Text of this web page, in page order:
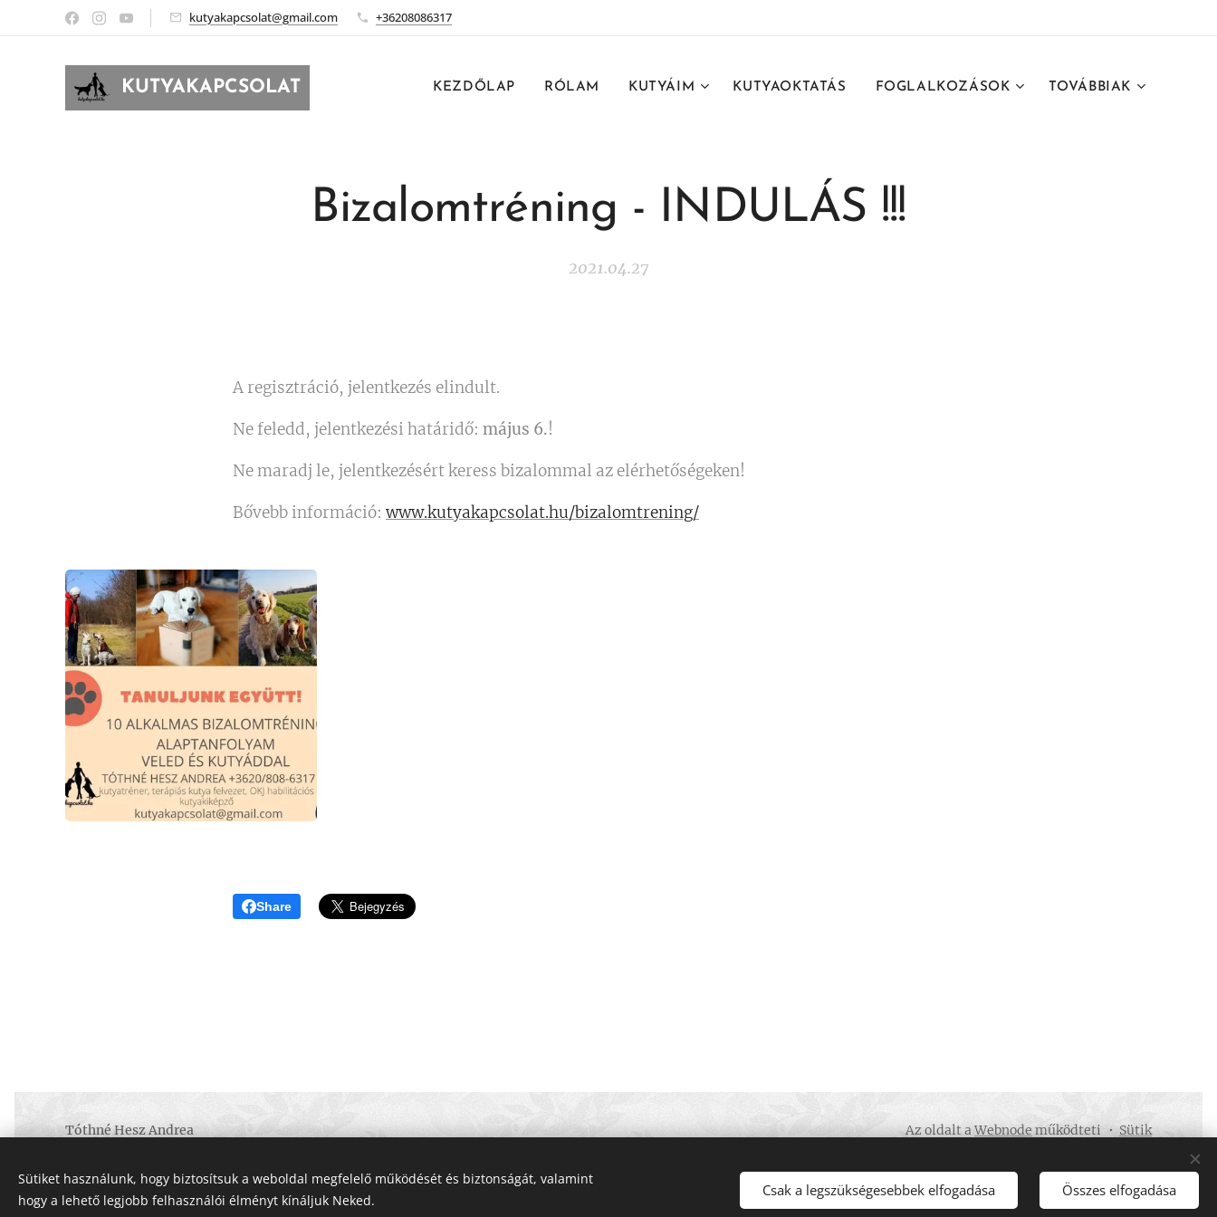
kutyakapcsolat@gmail.com +36208086317
KUTYAKAPCSOLAT KEZDŐLAP RÓLAM KUTYÁIM KUTYAOKTATÁS FOGLALKOZÁSOK TOVÁBBIAK
Bizalomtréning - INDULÁS !!!
2021.04.27
A regisztráció, jelentkezés elindult.
Ne feledd, jelentkezési határidő: május 6.!
Ne maradj le, jelentkezésért keress bizalommal az elérhetőségeken!
Bővebb információ: www.kutyakapcsolat.hu/bizalomtrening/
Share
Tóthné Hesz Andrea
KUTYAKAPCSOLAT ©2020
+3620/808-6317
Az oldalt aWebnodeműködteti Sütik
Sütiket használunk, hogy biztosítsuk a weboldal megfelelő működését és biztonságát, valamint
hogy a lehető legjobb felhasználói élményt kínáljuk Neked.
Csak a legszükségesebbek elfogadása Összes elfogadása